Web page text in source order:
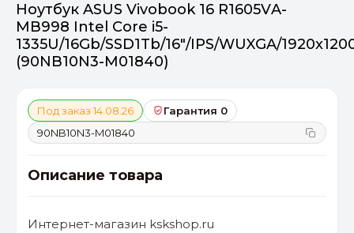
Ноутбук ASUS Vivobook 16 R1605VA-
MB998 Intel Core i5-
1335U/16Gb/SSD1Tb/16"/IPS/WUXGA/
(90NB10N3-M01840)
Под заказ 14.08.26
Гарантия 0
90NB10N3-M01840
Описание товара
Интернет-магазин kskshop.ru